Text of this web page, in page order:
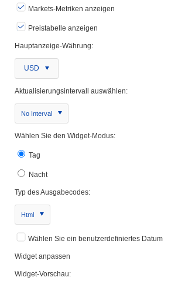
Markets-Metriken anzeigen
Preistabelle anzeigen
Hauptanzeige-Währung:
USD
Aktualisierungsintervall auswählen:
No Interval
Wählen Sie den Widget-Modus:
Tag
Nacht
Typ des Ausgabecodes:
Html
Wählen Sie ein benutzerdefiniertes Datum
Widget anpassen
Widget-Vorschau: